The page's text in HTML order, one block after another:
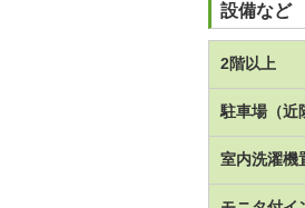
設備など
2階以上
駐車場（近
室内洗濯機